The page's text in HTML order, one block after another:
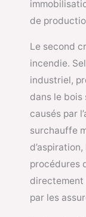
de
Le second
incendie.
industriel,
dans le bois
causés par
surchauffe
procédures
directement
par les